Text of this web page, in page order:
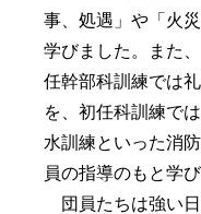
事、処遇」や「火
学びました。また
任幹部科訓練では
を、初任科訓練で
水訓練といった消
員の指導のもと学び
団員たちは強い